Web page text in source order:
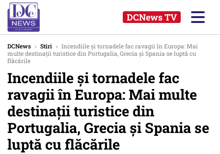
DCNews TV
DCNews › Stiri › Incendiile și tornadele fac ravagii în Europa: Mai
multe destinații turistice din Portugalia, Grecia și Spania se luptă cu
flăcările
Incendiile și tornadele fac
ravagii în Europa: Mai multe
destinații turistice din
Portugalia, Grecia și Spania se
luptă cu flăcările